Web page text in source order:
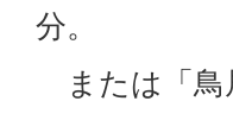
分。
または「鳥